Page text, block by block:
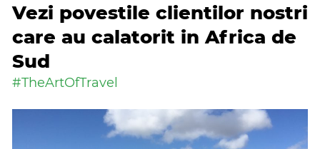
Vezi povestile clientilor nostri
care au calatorit in Africa de
Sud
#TheArtOfTravel